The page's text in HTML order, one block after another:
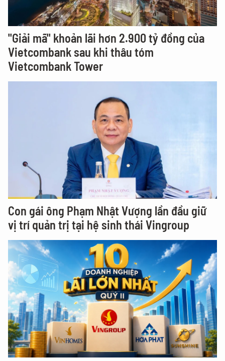
"Giải mã" khoản lãi hơn 2.900 tỷ đồng của
Vietcombank sau khi thâu tóm
Vietcombank Tower
Con gái ông Phạm Nhật Vượng lần đầu giữ
vị trí quản trị tại hệ sinh thái Vingroup